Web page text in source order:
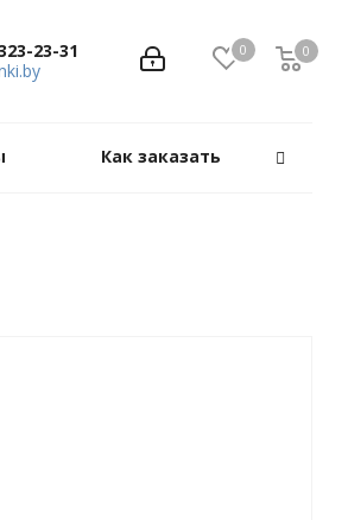
0 0
0
23-31
Как заказать